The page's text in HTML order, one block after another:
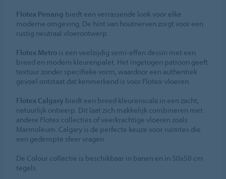
Flotex Penang biedt een verrassende look voor elke
moderne omgeving. De hint van houtnerven zorgt voor een
rustig neutraal vloerontwerp.
Flotex Metro is een veelzijdig semi-effen dessin met een
breed en modern kleurenpalet. Het ingetogen patroon geeft
textuur zonder specifieke vorm, waardoor een authentiek
gevoel ontstaat dat kenmerkend is voor Flotex-vloeren.
Flotex Calgary biedt een breed kleurenscala in een zacht,
natuurlijk ontwerp. Dit laat zich makkelijk combineren met
andere Flotex collecties of veerkrachtige vloeren zoals
Marmoleum. Calgary is de perfecte keuze voor ruimtes die
een gedempte sfeer vragen.
De Colour collectie is beschikbaar in banen en in 50x50 cm
tegels.